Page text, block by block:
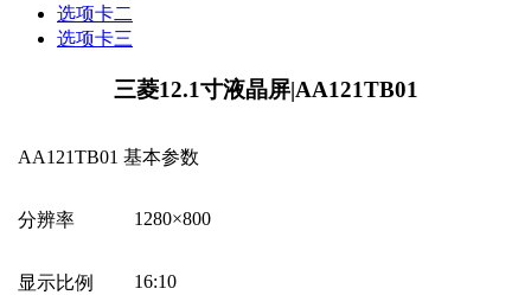
选项卡二
选项卡三
三菱12.1寸液晶屏|AA121TB01
AA121TB01 基本参数
分辨率 1280×800
显示比例 16:10